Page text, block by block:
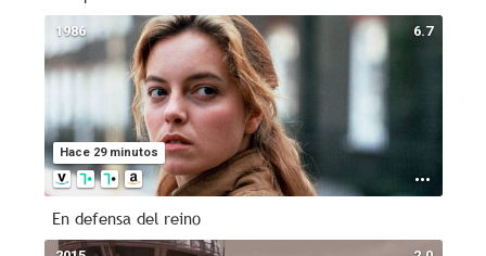
6.7
Hace 29 minutos
1986
En defensa del reino